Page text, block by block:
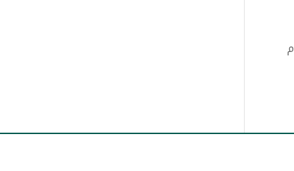
السمو الملكي الأميرة / سارة بنت خالد بن مساعد بن عبدالعزيز آل سعود. وذلك يوم الخميس 27 فبراير 2025م، من 4م